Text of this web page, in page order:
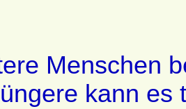
Menschen
kann es